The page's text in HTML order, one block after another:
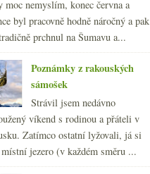
moc nemyslím, konec června a
byl pracovně hodně náročný a pak
prchnul na Šumavu a...
Poznámky z rakouských
sámošek
Strávil jsem nedávno
víkend s rodinou a přáteli v
Zatímco ostatní lyžovali, já si
jezero (v každém směru ...